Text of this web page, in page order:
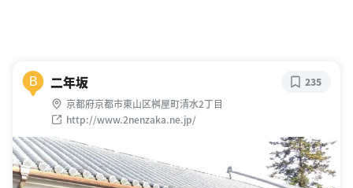
B 二年坂
京都府京都市東山区桝屋町清水2丁目
http://www.2nenzaka.ne.jp/
235